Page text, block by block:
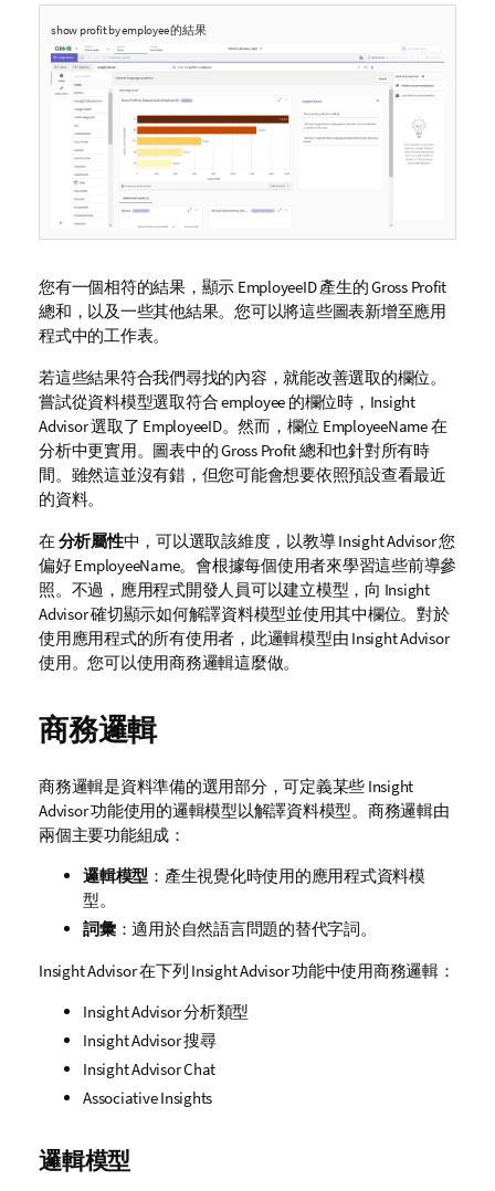
show profit by employee的結果
您有一個相符的結果，顯示 EmployeeID產生的Gross Profit
總和，以及一些其他結果。 您可以將這些圖表新增至應用
程式中的工作表。
若這些結果符合我們尋找的內容，就能改善選取的欄位。
嘗試從資料模型選取符合employee 的欄位時， Insight
Advisor選取了 EmployeeID。然而，欄位 EmployeeName在
分析中更實用。圖表中的Gross Profit總和也針對所有時
間。雖然這並沒有錯，但您可能會想要依照預設查看最近
的資料。
在 分析屬性中，可以選取該維度，以教導Insight Advisor您
偏好EmployeeName。會根據每個使用者來學習這些前導參
照。不過，應用程式開發人員可以建立模型，向 Insight
Advisor確切顯示如何解譯資料模型並使用其中欄位。對於
使用應用程式的所有使用者，此邏輯模型由 Insight Advisor
使用。您可以使用商務邏輯這麼做。
商務邏輯
商務邏輯是資料準備的選用部分，可定義某些 Insight
Advisor功能使用的邏輯模型以解譯資料模型。商務邏輯由
兩個主要功能組成：
邏輯模型 ：產生視覺化時使用的應用程式資料模
型。
詞彙：適用於自然語言問題的替代字詞。
Insight Advisor在下列 Insight Advisor功能中使用商務邏輯：
Insight Advisor 分析類型
Insight Advisor搜尋
Insight Advisor Chat
Associative Insights
邏輯模型